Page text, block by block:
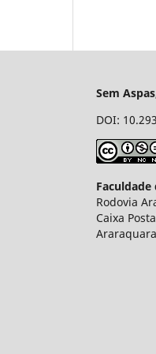
Sem
DOI:
Faculdade
Rodovia
Caixa